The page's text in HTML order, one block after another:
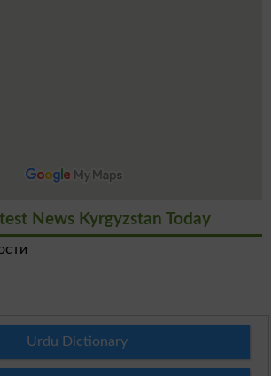
News Kyrgyzstan Today
Urdu Dictionary